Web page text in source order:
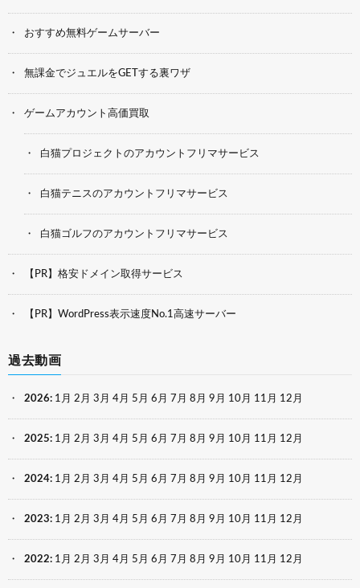
おすすめ無料ゲームサーバー
無課金でジュエルをGETする裏ワザ
ゲームアカウント高価買取
白猫プロジェクトのアカウントフリマサービス
白猫テニスのアカウントフリマサービス
白猫ゴルフのアカウントフリマサービス
【PR】格安ドメイン取得サービス
【PR】WordPress表示速度No.1高速サーバー
過去動画
2026: 1月 2月 3月 4月 5月 6月 7月 8月 9月 10月 11月 12月
2025: 1月 2月 3月 4月 5月 6月 7月 8月 9月 10月 11月 12月
2024: 1月 2月 3月 4月 5月 6月 7月 8月 9月 10月 11月 12月
2023: 1月 2月 3月 4月 5月 6月 7月 8月 9月 10月 11月 12月
2022: 1月 2月 3月 4月 5月 6月 7月 8月 9月 10月 11月 12月